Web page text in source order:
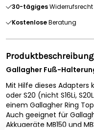
30-tägigesWiderrufsrecht
KostenloseBeratung
Produktbeschreibung
Gallagher Fuß-
Mit Hilfe dieses Adapters
oder S20 (nicht S16Li,
einem Gallagher Ring
Auch geeignet für
Akkugeräte MB150 und